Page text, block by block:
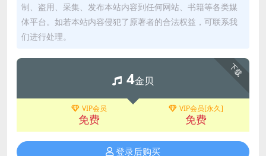
制、盗用、采集、发布本站内容到任何网站、书籍等各类媒
体平台。如若本站内容侵犯了原著者的合法权益，可联系我
们进行处理。
下载
4金贝
VIP会员
免费
VIP会员[永久]
免费
登录后购买